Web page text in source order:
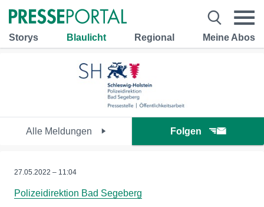
Storys Blaulicht Regional Meine Abos
Alle Meldungen Folgen
27.05.2022 – 11:04
Polizeidirektion Bad Segeberg